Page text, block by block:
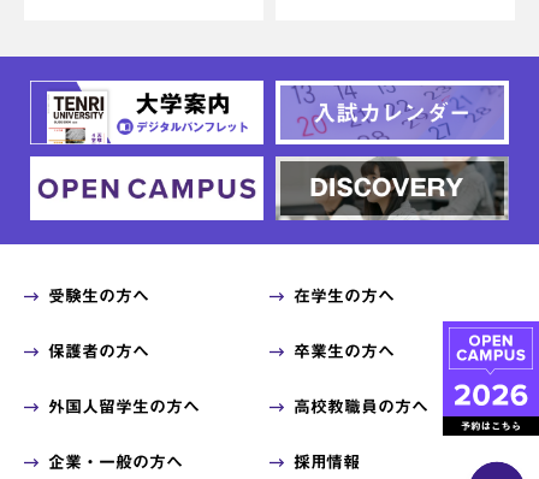
受験生の方へ 在学生の方へ
保護者の方へ 卒業生の方へ
外国人留学生の方へ 高校教職員の方へ
企業・一般の方へ 採用情報